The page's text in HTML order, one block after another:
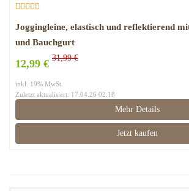
Joggingleine, elastisch und reflektierend
und Bauchgurt
12,99 € 31,99 €
inkl. 19% MwSt.
Zuletzt aktualisiert: 17.04.26 02:18
Mehr Details
Jetzt kaufen